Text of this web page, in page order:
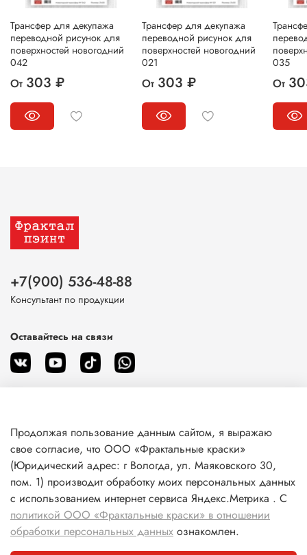
Трансфер для декупажа
переводной рисунок для
поверхностей новогодний
042
От 303 ₽
Трансфер для декупажа
переводной рисунок для
поверхностей новогодний
021
От 303 ₽
035
От
О магазине
Клиентам
Информация
+7(900) 536-48-88
Консультант по продукции
Оставайтесь на связи
Продолжая пользование данным сайтом, я выражаю
свое согласие, что ООО «Фрактальные краски»
(Юридический адрес: г Вологда, ул. Маяковского 30,
пом. 1) производит обработку моих персональных данных
с использованием интернет сервиса Яндекс.Метрика . С
политикой ООО «Фрактальные краски» в отношении
обработки персональных данных ознакомлен.